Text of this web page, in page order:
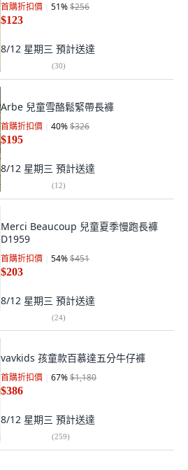
首購折扣價 51%$256
$123
8/12 星期三 預計送達
(30)
Arbe 兒童雪酪鬆緊帶長褲
首購折扣價 40%$326
$195
8/12 星期三 預計送達
(12)
Merci Beaucoup 兒童夏季慢跑長褲
D1959
首購折扣價 54%$451
$203
8/12 星期三 預計送達
(24)
vavkids 孩童款百慕達五分牛仔褲
首購折扣價 67%$1,180
$386
8/12 星期三 預計送達
(259)